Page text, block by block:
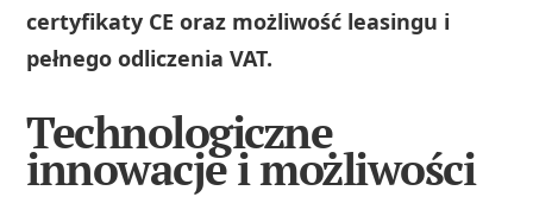
certyfikaty CE oraz możliwość leasingu i
pełnego odliczenia VAT.
Technologiczne
innowacje i możliwości